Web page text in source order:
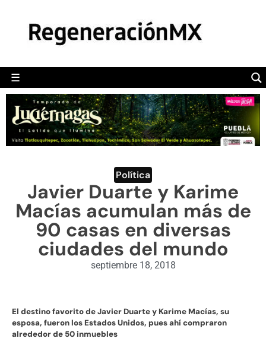
☰
POLÍTICA
CAMALEÓN
OPINIÓN
DEPORTES
ENGLISH SECTION
VIDEOS
Política
Javier Duarte y Karime
Macías acumulan más de
90 casas en diversas
ciudades del mundo
septiembre 18, 2018
El destino favorito de Javier Duarte y Karime Macías, su
esposa, fueron los Estados Unidos, pues ahí compraron
alrededor de 50 inmuebles